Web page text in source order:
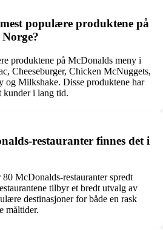
populære produktene på
produktene på McDonalds meny i
Cheeseburger, Chicken McNuggets,
og Milkshake. Disse produktene har
kunder i lang tid.
restauranter finnes det i
80 McDonalds-restauranter spredt
tilbyr et bredt utvalg av
destinasjoner for både en rask
måltider.